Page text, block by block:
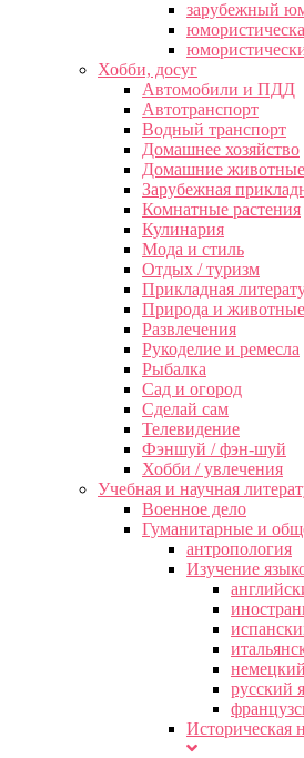
зарубежный
Хобби, досуг
Автомобили и ПДД
Автотранспорт
Водный транспорт
Домашнее хозяйство
Домашние животные
Зарубежная
Комнатные растения
Кулинария
Мода и стиль
Отдых / туризм
Прикладная
Природа и животные
Развлечения
Рукоделие и ремесла
Рыбалка
Сад и огород
Сделай сам
Телевидение
Фэншуй / фэн-шуй
Хобби / увлечения
Учебная и научная
Военное дело
Гуманитарные и
антропология
Изучение
русский
Историческая